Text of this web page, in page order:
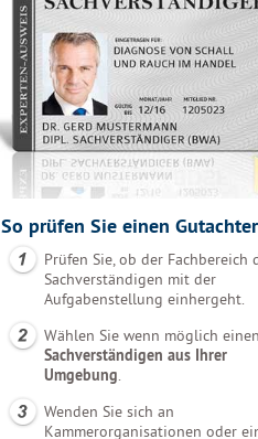
So prüfen Sie einen Gutachter
Prüfen Sie, ob der Fachbereich
Sachverständigen mit der
Aufgabenstellung einhergeht.
Wählen Sie wenn möglich einen
Sachverständigen aus Ihrer
Umgebung.
Wenden Sie sich an
Kammerorganisationen oder